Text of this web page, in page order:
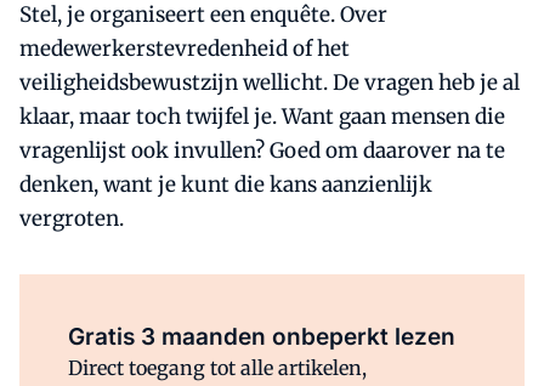
Stel, je organiseert een enquête. Over
medewerkerstevredenheid of het
veiligheidsbewustzijn wellicht. De vragen heb je al
klaar, maar toch twijfel je. Want gaan mensen die
vragenlijst ook invullen? Goed om daarover na te
denken, want je kunt die kans aanzienlijk
vergroten.
Gratis 3 maanden onbeperkt lezen
Direct toegang tot alle artikelen,